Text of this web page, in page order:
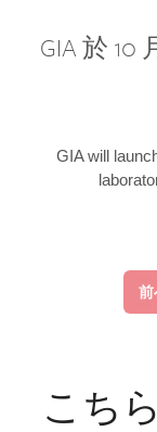
GIA 於 10
GIA will
こち